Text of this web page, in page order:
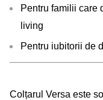
Pentru familii care
living
Pentru iubitorii de
Colțarul Versa este